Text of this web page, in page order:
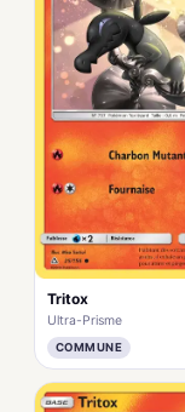
Tritox
Ultra-Prisme
COMMUNE